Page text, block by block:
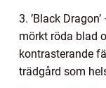
3. ’Black
mörkt röda blad
kontrasterande
trädgård som